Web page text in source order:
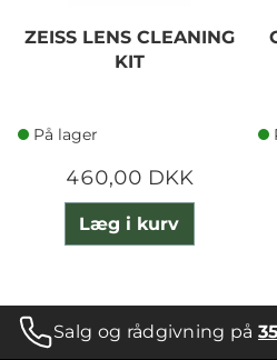
ZEISS LENS CLEANING
KIT
På lager
460,00 DKK
Læg i kurv
Salg og rådgivning på